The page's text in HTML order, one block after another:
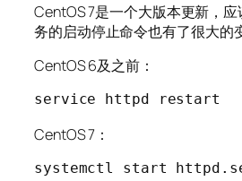
CentOS 7是一个大版本更新，
务的启动停止命令也有了很大的
CentOS 6及之前：
service httpd restart
CentOS 7：
systemctl start